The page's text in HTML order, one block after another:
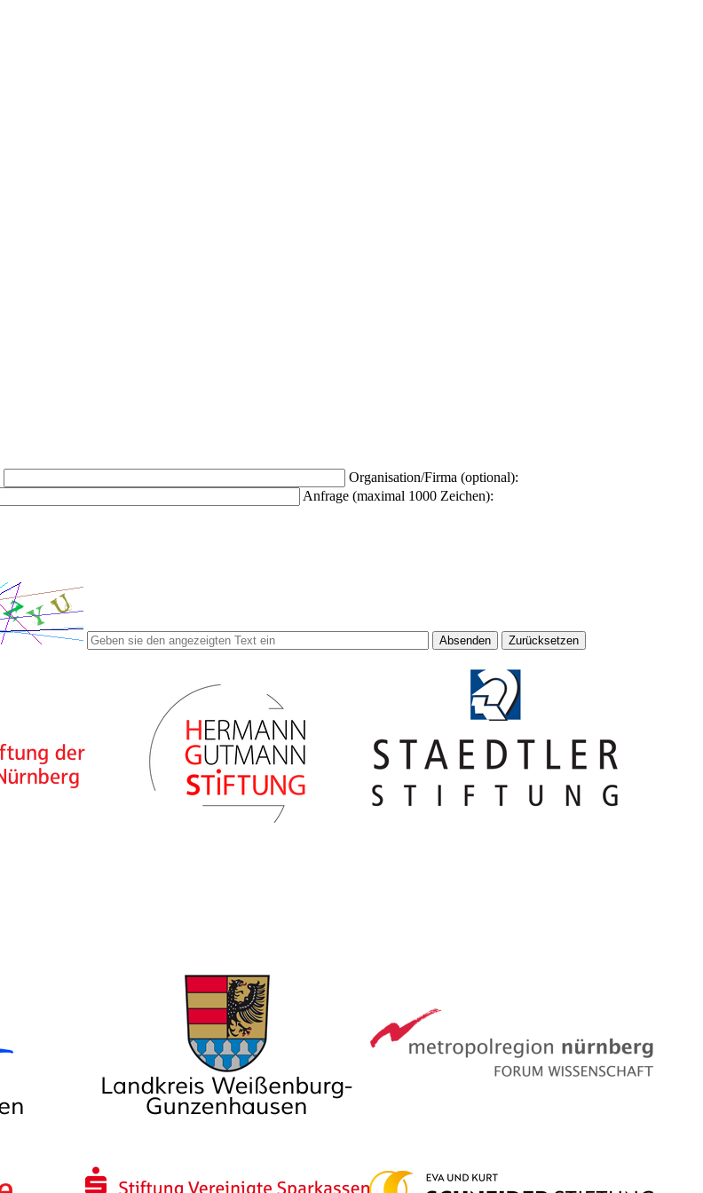
Organisation/Firma (optional):
Anfrage (maximal 1000 Zeichen):